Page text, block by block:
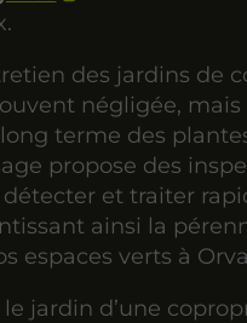
des jardins de
négligée, mais
terme des
propose des
détecter et traiter
ainsi la
espaces verts à
jardin d’une